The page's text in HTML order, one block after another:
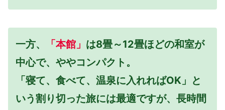
一方、 「本館」 は8畳～12畳ほどの和室が
中心で、ややコンパクト。
「寝て、食べて、温泉に入れればOK」と
いう割り切った旅には最適ですが、長時間